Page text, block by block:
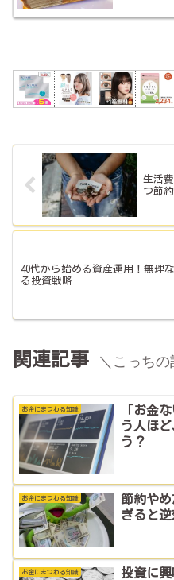
生活
つ節
40代から始める資産運用！無理
る投資戦略
関連記事 ＼こっち
お金にまつわる知識
「お金
う人ほ
う？
お金にまつわる知識
節約や
ぎると逆
お金にまつわる知識
投資に